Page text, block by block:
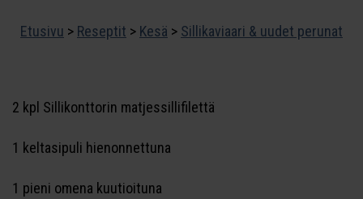
Etusivu > Reseptit > Kesä > Sillikaviaari & uudet perunat
2 kpl Sillikonttorin matjessillifilettä
1 keltasipuli hienonnettuna
1 pieni omena kuutioituna